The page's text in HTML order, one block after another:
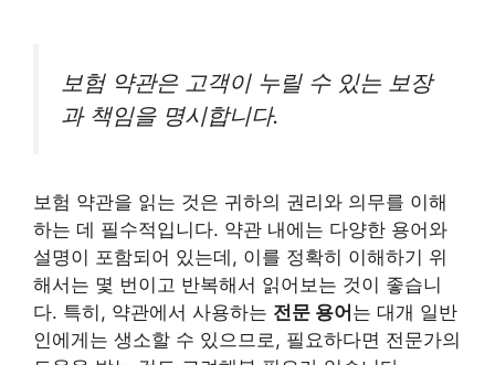
보험 약관은 고객이 누릴 수 있는 보장
과 책임을 명시합니다.
보험 약관을 읽는 것은 귀하의 권리와 의무를 이해
하는 데 필수적입니다. 약관 내에는 다양한 용어와
설명이 포함되어 있는데, 이를 정확히 이해하기 위
해서는 몇 번이고 반복해서 읽어보는 것이 좋습니
다. 특히, 약관에서 사용하는 전문 용어는 대개 일반
인에게는 생소할 수 있으므로, 필요하다면 전문가의